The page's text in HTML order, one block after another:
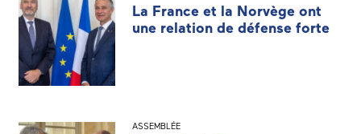
La France et la Norvège ont
une relation de défense forte
ASSEMBLÉE